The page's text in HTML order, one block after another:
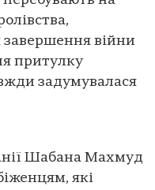
завершення війни
притулку
задумувалася
Шабана Махмуд
які